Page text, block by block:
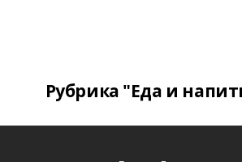
Рубрика "Еда и